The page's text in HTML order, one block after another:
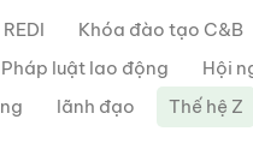
REDI Khóa đào tạo C&B
luật lao động Hội
lãnh đạo Thế hệ Z